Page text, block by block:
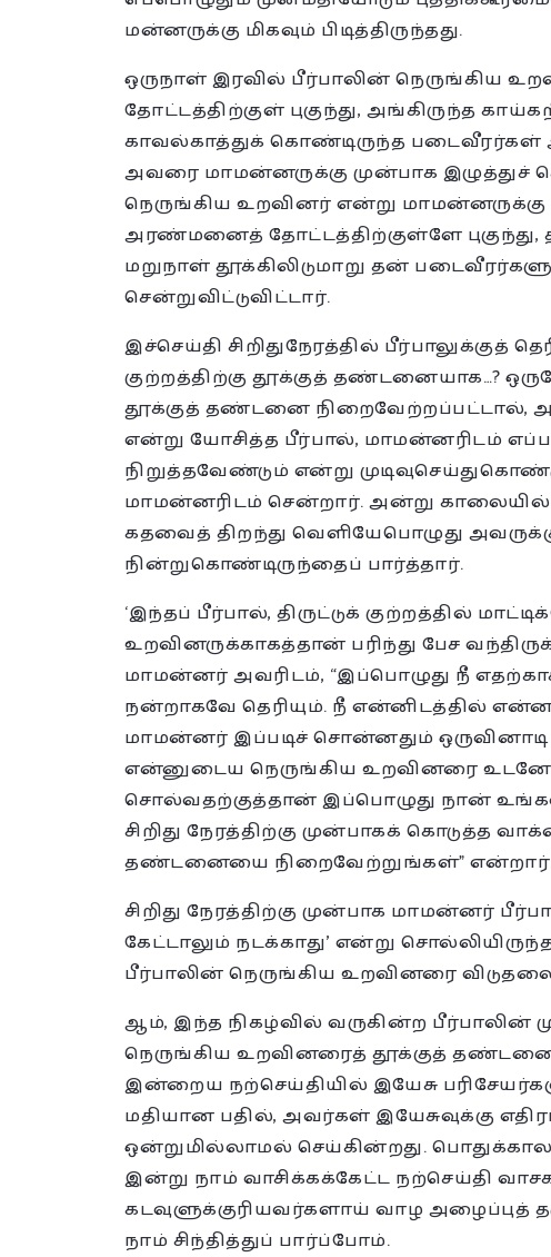
மன்னருக்கு மிகவும் பிடித்திருந்தது.
ஒருநாள் இரவில் பீர்பாலின் நெருங்கிய
தோட்டத்திற்குள் புகுந்து, அங்கிருந்த
காவல்காத்துக் கொண்டிருந்த படைவீரர்கள்
அவரை மாமன்னருக்கு முன்பாக இழுத்துச்
நெருங்கிய உறவினர் என்று மாமன்னருக்கு
அரண்மனைத் தோட்டத்திற்குள்ளே புகுந்து,
மறுநாள் தூக்கிலிடுமாறு தன்
சென்றுவிட்டுவிட்டார்.
இச்செய்தி சிறிதுநேரத்தில் பீர்பாலுக்குத்
குற்றத்திற்கு தூக்குத் தண்டனையாக…?
தூக்குத் தண்டனை நிறைவேற்றப்பட்டால்,
என்று யோசித்த பீர்பால், மாமன்னரிடம்
நிறுத்தவேண்டும் என்று
மாமன்னரிடம் சென்றார். அன்று
கதவைத் திறந்து வெளியேபொழுது
நின்றுகொண்டிருந்தைப் பார்த்தார்.
‘இந்தப் பீர்பால், திருட்டுக் குற்றத்தில்
உறவினருக்காகத்தான் பரிந்து பேச
மாமன்னர் அவரிடம், “இப்பொழுது நீ
நன்றாகவே தெரியும். நீ என்னிடத்தில் என்ன
மாமன்னர் இப்படிச் சொன்னதும்
என்னுடைய நெருங்கிய உறவினரை உடனே
சொல்வதற்குத்தான் இப்பொழுது நான்
சிறிது நேரத்திற்கு முன்பாகக் கொடுத்த
தண்டனையை நிறைவேற்றுங்கள்”
சிறிது நேரத்திற்கு முன்பாக மாமன்னர்
கேட்டாலும் நடக்காது’ என்று
பீர்பாலின் நெருங்கிய உறவினரை
ஆம், இந்த நிகழ்வில் வருகின்ற பீர்பாலின்
நெருங்கிய உறவினரைத் தூக்குத்
இன்றைய நற்செய்தியில் இயேசு
மதியான பதில், அவர்கள் இயேசுவுக்கு
ஒன்றுமில்லாமல் செய்கின்றது.
இன்று நாம் வாசிக்கக்கேட்ட நற்செய்தி
கடவுளுக்குரியவர்களாய் வாழ அழைப்புத்
நாம் சிந்தித்துப் பார்ப்போம்.